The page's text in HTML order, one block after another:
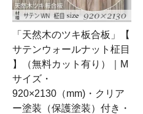
「天然木のツキ板合板」【
サテンウォールナット柾目
】（無料カット有り）｜M
サイズ・
920×2130（mm)・クリア
ー塗装（保護塗装）付き・